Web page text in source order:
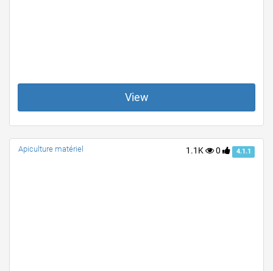
View
1.1K 0 4.1.1
Apiculture matériel